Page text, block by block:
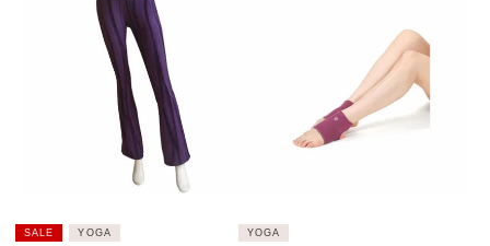
SALE YOGA YOGA